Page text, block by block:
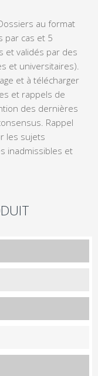
au format
par cas et 5
et validés par des
et universitaires).
et à télécharger
et rappels de
des dernières
Rappel
les sujets
inadmissibles et